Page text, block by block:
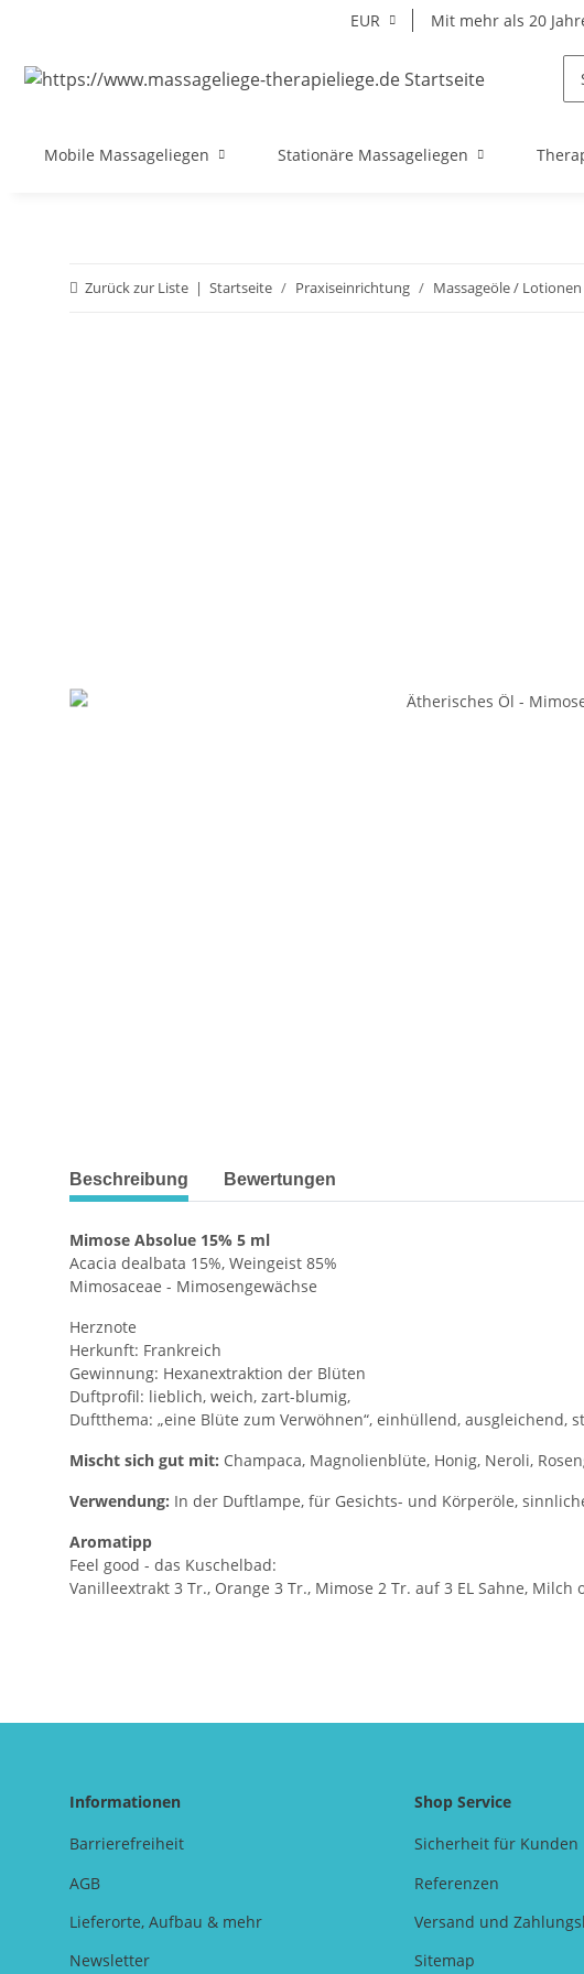
EUR Mit mehr als 20
Mobile Massageliegen Stationäre Massageliegen
Zurück zur Liste Startseite Praxiseinrichtung Massageöle / Lotionen
weitere Registerkarten anzeigen
Beschreibung Bewertungen
Mimose Absolue 15% 5 ml
Acacia dealbata 15%, Weingeist 85%
Mimosaceae - Mimosengewächse
Herznote
Herkunft: Frankreich
Gewinnung: Hexanextraktion der Blüten
Duftprofil: lieblich, weich, zart-blumig,
Duftthema: „eine Blüte zum Verwöhnen“, einhüllend, ausgleichend,
Mischt sich gut mit: Champaca, Magnolienblüte, Honig, Neroli,
Verwendung: In der Duftlampe, für Gesichts- und Körperöle,
Aromatipp
Feel good - das Kuschelbad:
Vanilleextrakt 3 Tr., Orange 3 Tr., Mimose 2 Tr. auf 3 EL Sahne, Milch
Informationen
Barrierefreiheit
AGB
Lieferorte, Aufbau & mehr
Newsletter
Shop Service
Sicherheit für Kunden
Referenzen
Versand und
Sitemap